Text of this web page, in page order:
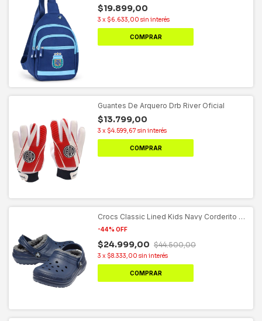
$19.899,00
3 x $6.633,00 sin interés
Guantes De Arquero Drb River Oficial
$13.799,00
3 x $4.599,67 sin interés
COMPRAR
Crocs Classic Lined Kids Navy Corderito -
-44% OFF
$24.999,00 $44.500,00
3 x $8.333,00 sin interés
COMPRAR